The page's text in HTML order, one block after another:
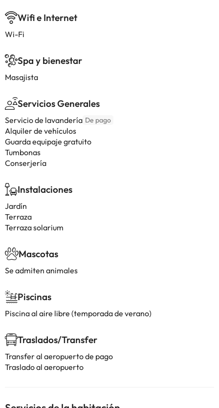
Wifi e Internet
Wi-Fi
Spa y bienestar
Masajista
Servicios Generales
Servicio de lavandería De pago
Alquiler de vehículos
Guarda equipaje gratuito
Tumbonas
Conserjería
Instalaciones
Jardín
Terraza
Terraza solarium
Mascotas
Se admiten animales
Piscinas
Piscina al aire libre (temporada de verano)
Traslados/Transfer
Transfer al aeropuerto de pago
Traslado al aeropuerto